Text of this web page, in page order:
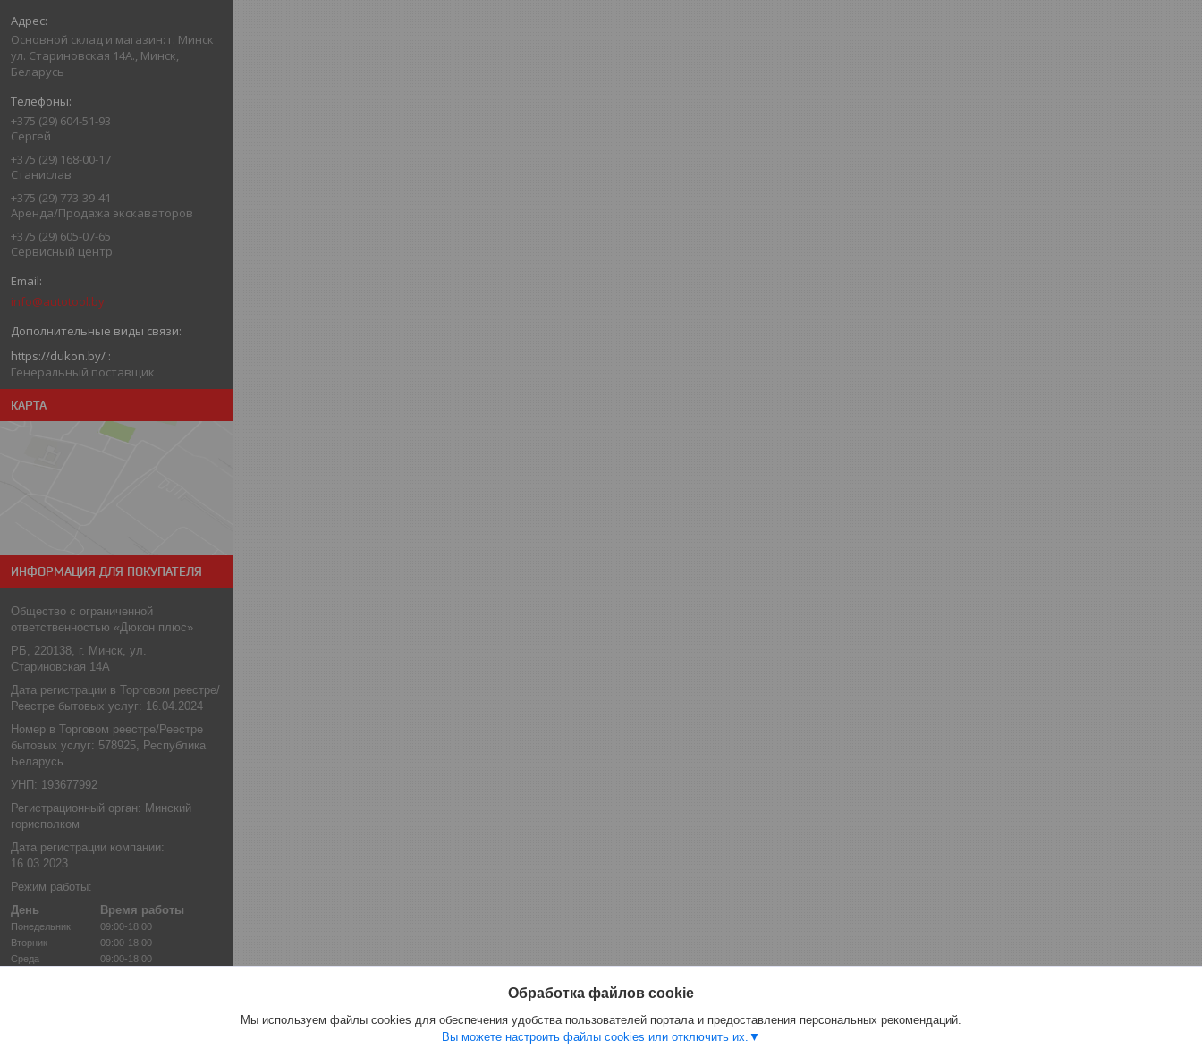
Основной склад и магазин: г. Минск
ул. Стариновская 14А., Минск,
Беларусь
+375 (29) 604-51-93
Сергей
+375 (29) 168-00-17
Станислав
+375 (29) 773-39-41
Аренда/Продажа экскаваторов
+375 (29) 605-07-65
Сервисный центр
info@autotool.by
https://dukon.by/
Генеральный поставщик
КАРТА
ИНФОРМАЦИЯ ДЛЯ ПОКУПАТЕЛЯ
Общество с ограниченной
ответственностью «Дюкон плюс»
РБ, 220138, г. Минск, ул.
Стариновская 14А
Дата регистрации в Торговом реестре/
Реестре бытовых услуг: 16.04.2024
Номер в Торговом реестре/Реестре
бытовых услуг: 578925, Республика
Беларусь
УНП: 193677992
Регистрационный орган: Минский
горисполком
Дата регистрации компании:
16.03.2023
Режим работы:
День
Время работы
Понедельник
09:00-18:00
Вторник
09:00-18:00
Среда
09:00-18:00
Обработка файлов cookie
Мы используем файлы cookies для обеспечения удобства пользователей портала и предоставления персональных рекомендаций.
Вы можете настроить файлы cookies или отключить их.